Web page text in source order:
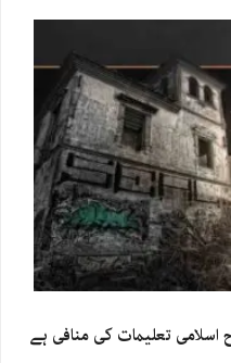
تعلیمات کی منافی ہے